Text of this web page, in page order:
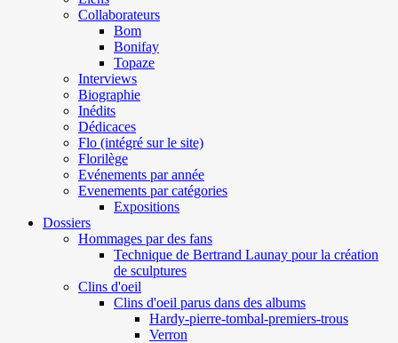
Collaborateurs
Bom
Bonifay
Topaze
Interviews
Biographie
Inédits
Dédicaces
Flo (intégré sur le site)
Florilège
Evénements par année
Evenements par catégories
Expositions
Dossiers
Hommages par des fans
Technique de Bertrand Launay pour la création
de sculptures
Clins d'oeil
Clins d'oeil parus dans des albums
Hardy-pierre-tombal-premiers-trous
Verron